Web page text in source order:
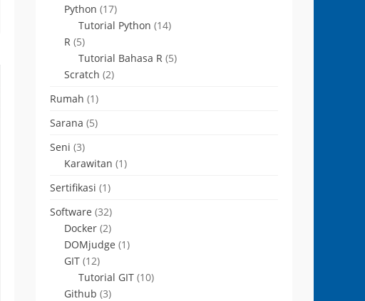
Python (17)
Tutorial Python (14)
R (5)
Tutorial Bahasa R (5)
Scratch (2)
Rumah (1)
Sarana (5)
Seni (3)
Karawitan (1)
Sertifikasi (1)
Software (32)
Docker (2)
DOMjudge (1)
GIT (12)
Tutorial GIT (10)
Github (3)